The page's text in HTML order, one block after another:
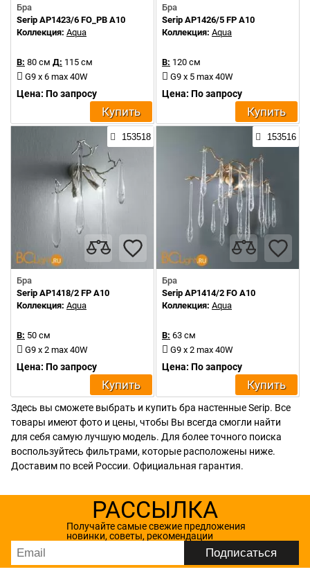
Бра
Serip AP1423/6 FO_PB A10
Коллекция: Aqua
В: 80 см Д: 115 см
G9 x 6 max 40W
Цена: По запросу
Купить
Бра
Serip AP1426/5 FP A10
Коллекция: Aqua
В: 120 см
G9 x 5 max 40W
Цена: По запросу
Купить
153518
Бра
Serip AP1418/2 FP A10
Коллекция: Aqua
В: 50 см
G9 x 2 max 40W
Цена: По запросу
Купить
153516
Бра
Serip AP1414/2 FO A10
Коллекция: Aqua
В: 63 см
G9 x 2 max 40W
Цена: По запросу
Купить
Здесь вы сможете выбрать и купить бра настенные Serip. Все
товары имеют фото и цены, чтобы Вы всегда смогли найти
для себя самую лучшую модель. Для более точного поиска
воспользуйтесь фильтрами, которые расположены ниже.
Доставим по всей России. Официальная гарантия.
РАССЫЛКА
Получайте самые свежие предложения
новинки, советы, рекомендации